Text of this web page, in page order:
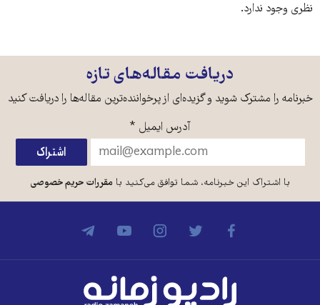
نظری وجود ندارد.
دریافت مقاله‌های تازه
خبرنامه را مشترک شوید و گزیده‌ای از پرخواننده‌ترین مقاله‌ها را دریافت کنید
آدرس ایمیل *
با اشتراک این خبرنامه، شما توافق می‌کنید بامقررات حریم خصوصی